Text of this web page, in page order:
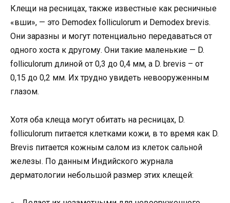
Клещи на ресницах, также известные как ресничные
«вши», — это Demodex folliculorum и Demodex brevis.
Они заразны и могут потенциально передаваться от
одного хоста к другому. Они такие маленькие — D.
folliculorum длиной от 0,3 до 0,4 мм, а D. brevis – от
0,15 до 0,2 мм. Их трудно увидеть невооруженным
глазом.
Хотя оба клеща могут обитать на ресницах, D.
folliculorum питается клетками кожи, в то время как D.
Brevis питается кожным салом из клеток сальной
железы. По данным Индийского журнала
дерматологии небольшой размер этих клещей: